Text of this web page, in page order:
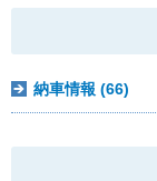
納車情報 (66)